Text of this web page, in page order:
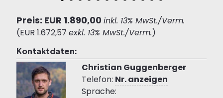
Preis: EUR 1.890,00 inkl. 13% MwSt./Verm.
(EUR 1.672,57 exkl. 13% MwSt./Verm.)
Kontaktdaten:
Christian Guggenberger
Telefon: Nr. anzeigen
Sprache: